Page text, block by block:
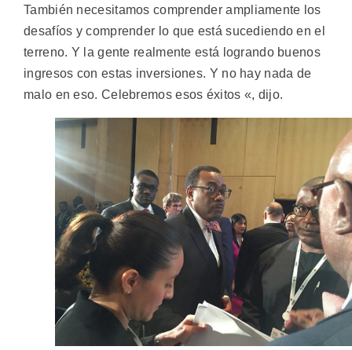
También necesitamos comprender ampliamente los
desafíos y comprender lo que está sucediendo en el
terreno. Y la gente realmente está logrando buenos
ingresos con estas inversiones. Y no hay nada de
malo en eso. Celebremos esos éxitos «, dijo.